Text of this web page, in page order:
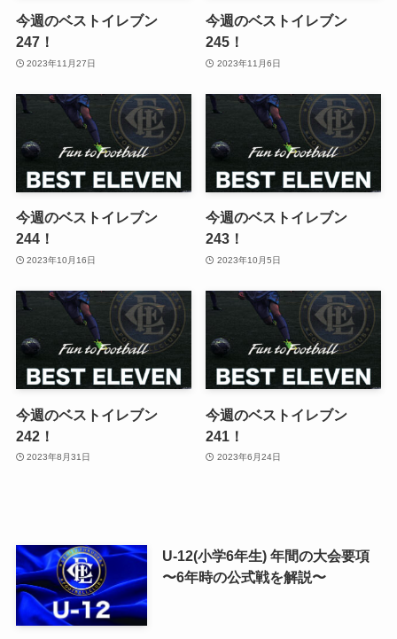
今週のベストイレブン
247！
2023年11月27日
今週のベストイレブン
245！
2023年11月6日
今週のベストイレブン
244！
2023年10月16日
今週のベストイレブン
243！
2023年10月5日
今週のベストイレブン
242！
2023年8月31日
今週のベストイレブン
241！
2023年6月24日
U-12(小学6年生) 年間の大会要項
〜6年時の公式戦を解説〜